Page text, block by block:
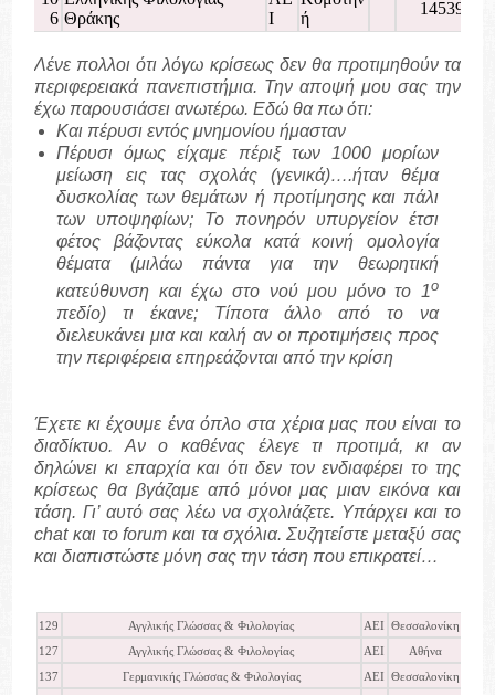
6 Θράκης
Ι
ή
14539
Λένε πολλοι ότι λόγω κρίσεως δεν θα προτιμηθούν τα
περιφερειακά πανεπιστήμια. Την αποψή μου σας την
έχω παρουσιάσει ανωτέρω. Εδώ θα πω ότι:
Και πέρυσι εντός μνημονίου ήμασταν
Πέρυσι όμως είχαμε πέριξ των 1000 μορίων
μείωση εις τας σχολάς (γενικά)….ήταν θέμα
δυσκολίας των θεμάτων ή προτίμησης και πάλι
των υποψηφίων; Το πονηρόν υπυργείον έτσι
φέτος βάζοντας εύκολα κατά κοινή ομολογία
θέματα (μιλάω πάντα για την θεωρητική
κατεύθυνση και έχω στο νού μου μόνο το 1ο
πεδίο) τι έκανε; Τίποτα άλλο από το να
διελευκάνει μια και καλή αν οι προτιμήσεις προς
την περιφέρεια επηρεάζονται από την κρίση
Έχετε κι έχουμε ένα όπλο στα χέρια μας που είναι το
διαδίκτυο. Αν ο καθένας έλεγε τι προτιμά, κι αν
δηλώνει κι επαρχία και ότι δεν τον ενδιαφέρει το της
κρίσεως θα βγάζαμε από μόνοι μας μιαν εικόνα και
τάση. Γι’ αυτό σας λέω να σχολιάζετε. Υπάρχει και το
chat και τοforum και τα σχόλια. Συζητείστε μεταξύ σας
και διαπιστώστε μόνη σας την τάση που επικρατεί…
129 Αγγλικής Γλώσσας & Φιλολογίας ΑΕΙ Θεσσαλονίκη
127 Αγγλικής Γλώσσας & Φιλολογίας ΑΕΙ Αθήνα
137 Γερμανικής Γλώσσας & Φιλολογίας ΑΕΙ Θεσσαλονίκη